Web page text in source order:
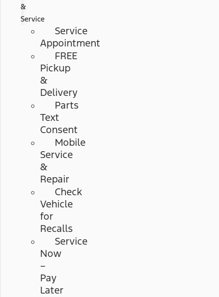
&
Service
Service
Appointment
FREE
Pickup
&
Delivery
Parts
Text
Consent
Mobile
Service
&
Repair
Check
Vehicle
for
Recalls
Service
Now
–
Pay
Later